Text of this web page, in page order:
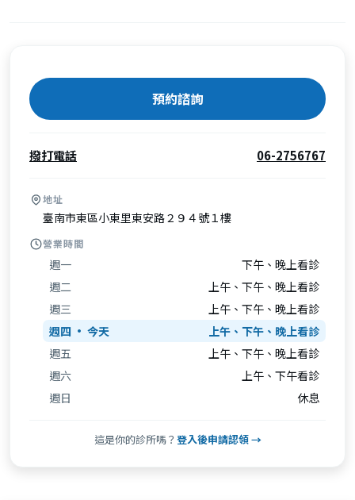
預約諮詢
撥打電話 06-2756767
地址
臺南市東區小東里東安路２９４號１樓
營業時間
週一
下午、晚上看診
週二
上午、下午、晚上看診
週三
上午、下午、晚上看診
週四
上午、下午、晚上看診
週五
上午、下午、晚上看診
週六
上午、下午看診
週日
休息
這是你的診所嗎？ 登入後申請認領 →